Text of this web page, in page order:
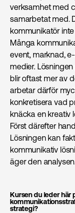
verksamhet med
samarbetat med.
kommunikatör
Många
event, marknad,
medier.
blir oftast mer av
arbetar därför
konkretisera vad
knäcka en kreativ
Först därefter
Lösningen kan
kommunikativ
äger den
Kursen du leder här
strategi?